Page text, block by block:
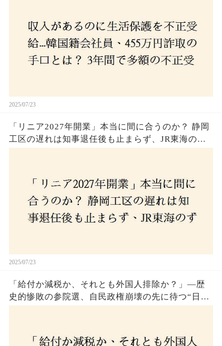
2025/07/23
「リニア2027年開業」本当に間に合うのか？ 静岡
工区の遅れは知事退任後も止まらず、JR東海のず
2025/07/23
「給付か減税か、それとも外国人排除か？」―歴
史的惨敗の参院選、自民政権崩壊の先に待つ“日本